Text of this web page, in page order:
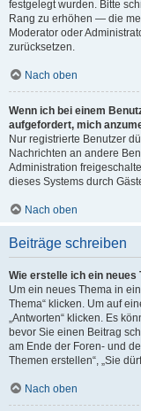
festgelegt wurden. Bitte
Rang zu erhöhen — die
Moderator oder
zurücksetzen.
Nach oben
Wenn ich bei einem
aufgefordert, mich
Nur registrierte Benutzer
Nachrichten an andere
Administration
dieses Systems durch
Nach oben
Beiträge schreiben
Wie erstelle ich ein
Um ein neues Thema in
Thema“ klicken. Um auf
„Antworten“ klicken. Es
bevor Sie einen Beitrag
am Ende der Foren- und
Themen erstellen“, „Sie
Nach oben